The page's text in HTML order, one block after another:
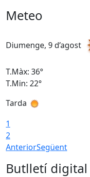
Meteo
Diumenge, 9 d’agost
T.Màx: 36°
T.Min: 22°
Tarda
1
2
AnteriorSegüent
Butlletí digital